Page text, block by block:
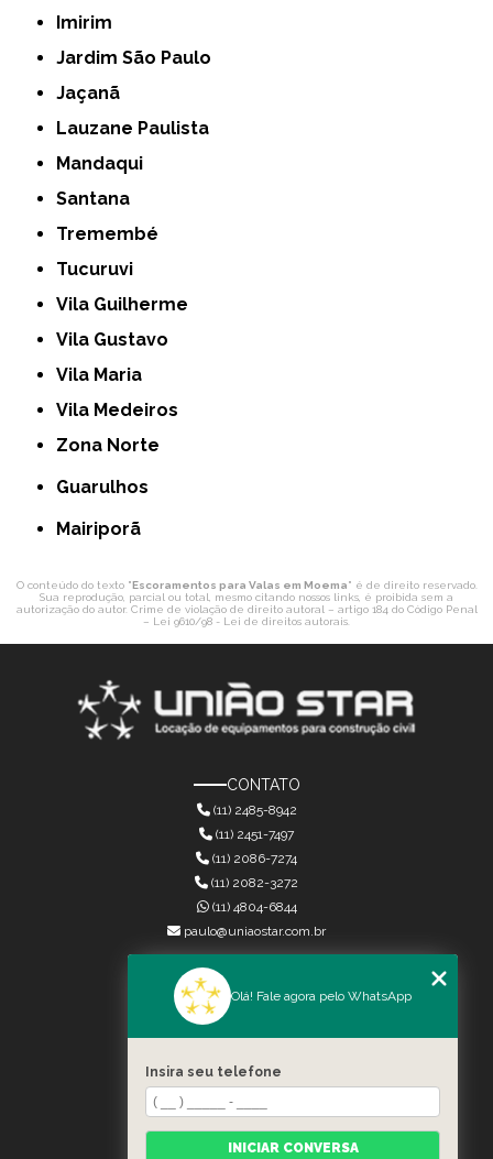
Imirim
Jardim São Paulo
Jaçanã
Lauzane Paulista
Mandaqui
Santana
Tremembé
Tucuruvi
Vila Guilherme
Vila Gustavo
Vila Maria
Vila Medeiros
Zona Norte
Guarulhos
Mairiporã
O conteúdo do texto "Escoramentos para Valas em Moema" é de direito reservado.
Sua reprodução, parcial ou total, mesmo citando nossos links, é proibida sem a
autorização do autor. Crime de violação de direito autoral – artigo 184 do Código Penal
– Lei 9610/98 - Lei de direitos autorais.
CONTATO
(11) 2485-8942
(11) 2451-7497
(11) 2086-7274
(11) 4804-6844
(11) 2082-3272
paulo@uniaostar.com.br
MENU
QUEM SOMOS
SERVIÇOS
CONTATO
CATEGORIAS
MAPA DO SITE
Olá! Fale agora pelo WhatsApp
Insira seu telefone
INICIAR CONVERSA